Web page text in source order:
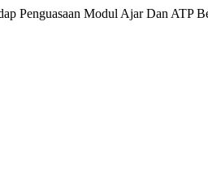
Penguasaan Modul Ajar Dan ATP